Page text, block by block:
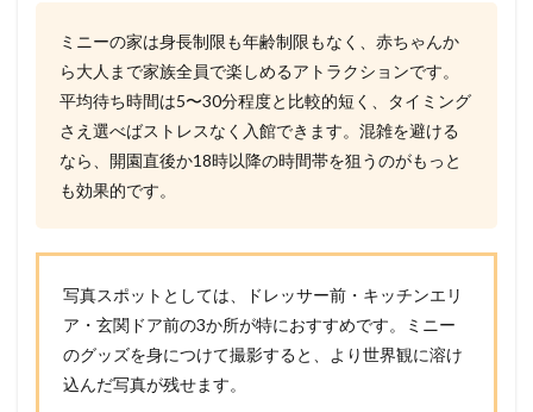
ミニーの家は身長制限も年齢制限もなく、赤ちゃんか
ら大人まで家族全員で楽しめるアトラクションです。
平均待ち時間は5〜30分程度と比較的短く、タイミング
さえ選べばストレスなく入館できます。混雑を避ける
なら、開園直後か18時以降の時間帯を狙うのがもっと
も効果的です。
写真スポットとしては、ドレッサー前・キッチンエリ
ア・玄関ドア前の3か所が特におすすめです。ミニー
のグッズを身につけて撮影すると、より世界観に溶け
込んだ写真が残せます。